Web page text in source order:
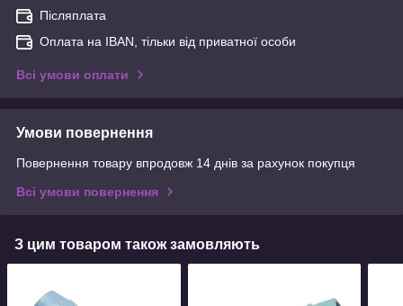
Післяплата
Оплата на IBAN, тільки від приватної особи
Всі умови оплати
Умови повернення
Повернення товару впродовж 14 днів за рахунок покупця
Всі умови повернення
З цим товаром також замовляють